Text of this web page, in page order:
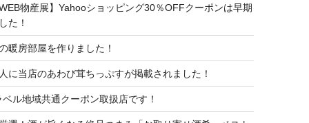
WEB物産展】Yahooショッピング30％OFFクーポンは早期
た！
暖房部屋を作りました！
に当店のあわび茸ちっぷすが掲載されました！
ル地域共通クーポン取扱店です！